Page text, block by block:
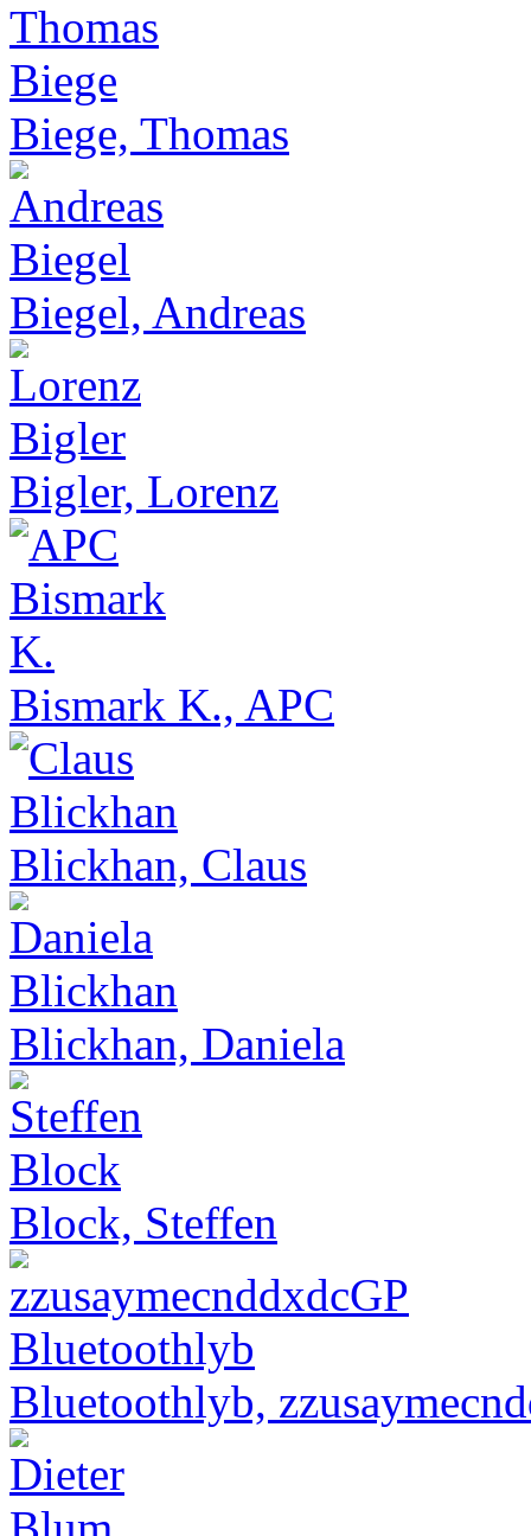
Biege, Thomas
Biegel, Andreas
Bigler, Lorenz
Bismark K., APC
Blickhan, Claus
Blickhan, Daniela
Block, Steffen
Bluetoothlyb,